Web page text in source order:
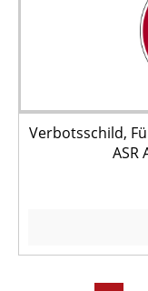
Verbotsschild,
ASR